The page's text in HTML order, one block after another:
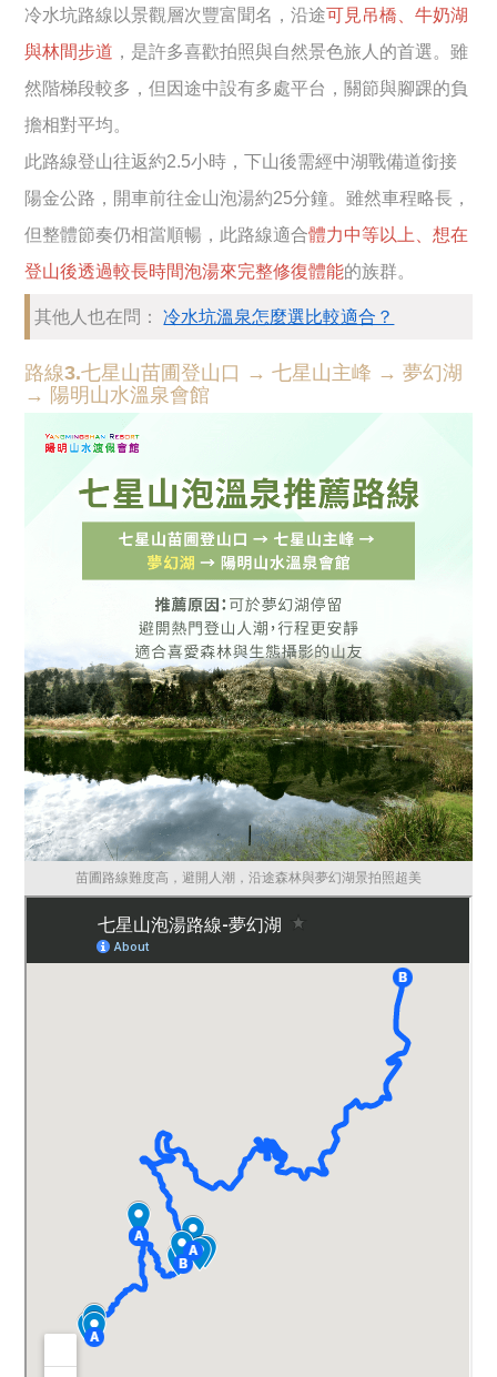
冷水坑路線以景觀層次豐富聞名，沿途可見吊橋、牛奶湖
與林間步道 ，是許多喜歡拍照與自然景色旅人的首選。雖
然階梯段較多，但因途中設有多處平台，關節與腳踝的負
擔相對平均。
此路線登山往返約2.5小時，下山後需經中湖戰備道銜接
陽金公路，開車前往金山泡湯約25分鐘。雖然車程略長，
但整體節奏仍相當順暢，此路線適合體力中等以上、想在
登山後透過較長時間泡湯來完整修復體能的族群。
其他人也在問：冷水坑溫泉怎麼選比較適合？
路線3.七星山苗圃登山口 → 七星山主峰 → 夢幻湖
→ 陽明山水溫泉會館
苗圃路線難度高，避開人潮，沿途森林與夢幻湖景拍照超美